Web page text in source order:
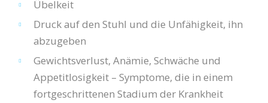
Übelkeit
Druck auf den Stuhl und die Unfähigkeit, ihn
abzugeben
Gewichtsverlust, Anämie, Schwäche und
Appetitlosigkeit – Symptome, die in einem
fortgeschrittenen Stadium der Krankheit